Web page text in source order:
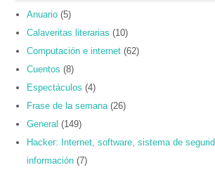
Anuario (5)
Calaveritas literarias (10)
Computación e internet (62)
Cuentos (8)
Espectáculos (4)
Frase de la semana (26)
General (149)
Hacker: Internet, software, sistema de
información (7)